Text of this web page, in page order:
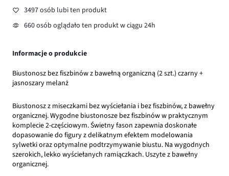
3497 osób lubi ten produkt
660 osób oglądało ten produkt w ciągu 24h
Informacje o produkcie
Biustonosz bez fiszbinów z bawełną organiczną (2 szt.) czarny +
jasnoszary melanż
Biustonosz z miseczkami bez wyściełania i bez fiszbinów, z bawełny
organicznej. Wygodne biustonosze bez fiszbinów w praktycznym
komplecie 2-częściowym. Świetny fason zapewnia doskonałe
dopasowanie do figury z delikatnym efektem modelowania
sylwetki oraz optymalne podtrzymywanie biustu. Na wygodnych
szerokich, lekko wyściełanych ramiączkach. Uszyte z bawełny
organicznej.